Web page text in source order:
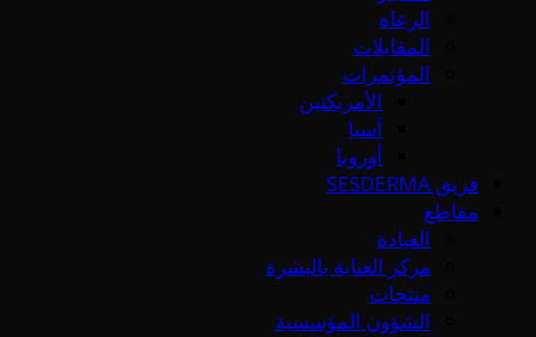
الرعاة
المقابلات
المؤتمرات
الأمريكتين
آسيا
أوروبا
فريق SESDERMA
مقاطع
العيادة
مركز العناية بالبشرة
منتجات
الشؤون المؤسسية